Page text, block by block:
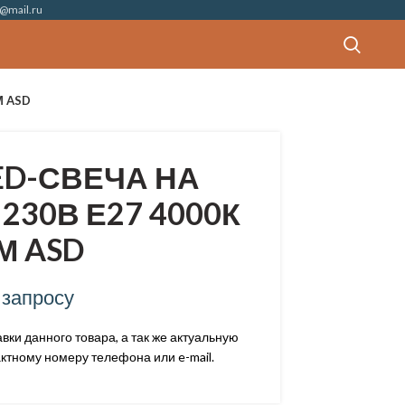
СВЕЧА НА
Е27 4000К
ASD
данного товара, а так же актуальную
номеру телефона или e-mail.